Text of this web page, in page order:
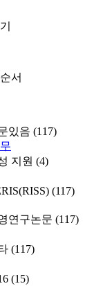
서
있음 (117)
지원 (4)
(117)
연구논문 (117)
(117)
(15)